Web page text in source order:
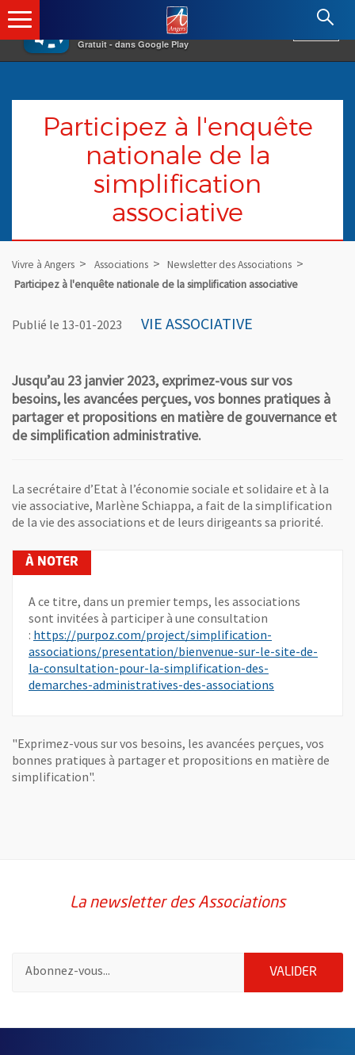
×
Gratuit - dans Google Play
Angers.fr : Retour à l'accueil
Participez à l'enquête
nationale de la
simplification
associative
Vivre à Angers Associations
Newsletter des Associations
Participez à l'enquête nationale de la simplification associative
Publié le 13-01-2023 VIE ASSOCIATIVE
Jusqu’au 23 janvier 2023, exprimez-vous sur vos
besoins, les avancées perçues, vos bonnes pratiques à
partager et propositions en matière de gouvernance et
de simplification administrative.
La secrétaire d’Etat à l’économie sociale et solidaire et à la
vie associative, Marlène Schiappa, a fait de la simplification
de la vie des associations et de leurs dirigeants sa priorité.
A ce titre, dans un premier temps, les associations
sont invitées à participer à une consultation
: https://purpoz.com/project/simplification-
associations/presentation/bienvenue-sur-le-site-de-
la-consultation-pour-la-simplification-des-
demarches-administratives-des-associations
"Exprimez-vous sur vos besoins, les avancées perçues, vos
bonnes pratiques à partager et propositions en matière de
simplification".
La newsletter des Associations
VALIDER